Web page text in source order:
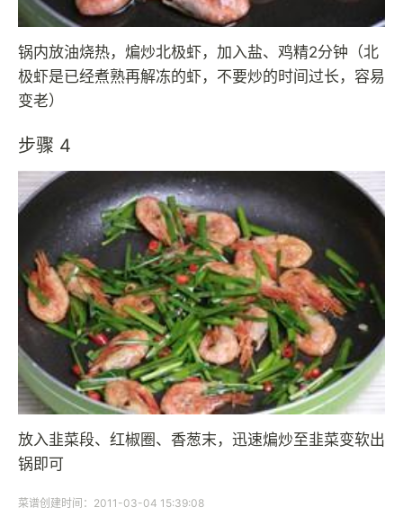
锅内放油烧热，煸炒北极虾，加入盐、鸡精2分钟（北
极虾是已经煮熟再解冻的虾，不要炒的时间过长，容易
变老）
步骤 4
放入韭菜段、红椒圈、香葱末，迅速煸炒至韭菜变软出
锅即可
菜谱创建时间：2011-03-04 15:39:08